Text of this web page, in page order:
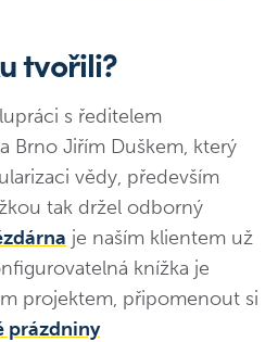
tvořili?
s ředitelem
Brno Jiřím Duškem, který
vědy, především
tak držel odborný
je naším klientem už
knížka je
projektem, připomenout si
prázdniny